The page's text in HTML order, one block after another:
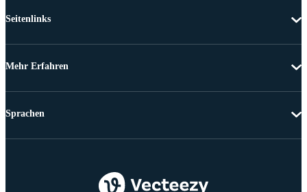
Seitenlinks
Mehr Erfahren
Sprachen